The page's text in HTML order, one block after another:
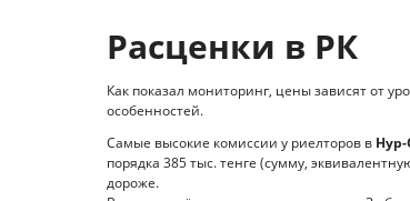
Расценки в РК
Как показал мониторинг, цены зависят от
особенностей.
Самые высокие комиссии у риелторов в Нур-
порядка 385 тыс. тенге (сумму,
дороже.